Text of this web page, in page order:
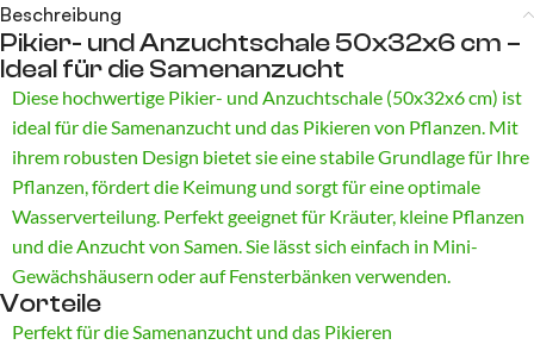
Beschreibung
Pikier- und Anzuchtschale 50x32x6 cm –
Ideal für die Samenanzucht
Diese hochwertige Pikier- und Anzuchtschale (50x32x6 cm) ist
ideal für die Samenanzucht und das Pikieren von Pflanzen. Mit
ihrem robusten Design bietet sie eine stabile Grundlage für Ihre
Pflanzen, fördert die Keimung und sorgt für eine optimale
Wasserverteilung. Perfekt geeignet für Kräuter, kleine Pflanzen
und die Anzucht von Samen. Sie lässt sich einfach in Mini-
Gewächshäusern oder auf Fensterbänken verwenden.
Vorteile
Perfekt für die Samenanzucht und das Pikieren